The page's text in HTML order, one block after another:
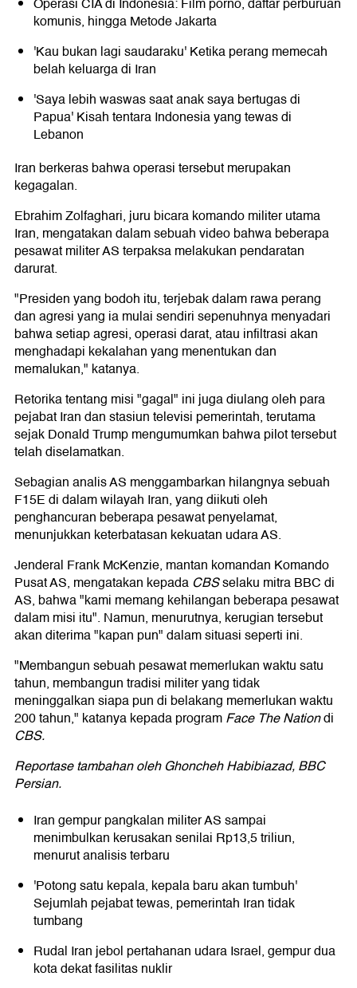
komunis, hingga Metode Jakarta
'Kau bukan lagi saudaraku' Ketika perang memecah
belah keluarga di Iran
'Saya lebih waswas saat anak saya bertugas di
Papua' Kisah tentara Indonesia yang tewas di
Lebanon
Iran berkeras bahwa operasi tersebut merupakan
kegagalan.
Ebrahim Zolfaghari, juru bicara komando militer utama
Iran, mengatakan dalam sebuah video bahwa beberapa
pesawat militer AS terpaksa melakukan pendaratan
darurat.
"Presiden yang bodoh itu, terjebak dalam rawa perang
dan agresi yang ia mulai sendiri sepenuhnya menyadari
bahwa setiap agresi, operasi darat, atau infiltrasi akan
menghadapi kekalahan yang menentukan dan
memalukan," katanya.
Retorika tentang misi "gagal" ini juga diulang oleh para
pejabat Iran dan stasiun televisi pemerintah, terutama
sejak Donald Trump mengumumkan bahwa pilot tersebut
telah diselamatkan.
Sebagian analis AS menggambarkan hilangnya sebuah
F15E di dalam wilayah Iran, yang diikuti oleh
penghancuran beberapa pesawat penyelamat,
menunjukkan keterbatasan kekuatan udara AS.
Jenderal Frank McKenzie, mantan komandan Komando
Pusat AS, mengatakan kepadaCBSselaku mitra BBC di
AS, bahwa "kami memang kehilangan beberapa pesawat
dalam misi itu". Namun, menurutnya, kerugian tersebut
akan diterima "kapan pun" dalam situasi seperti ini.
"Membangun sebuah pesawat memerlukan waktu satu
tahun, membangun tradisi militer yang tidak
meninggalkan siapa pun di belakang memerlukan waktu
200 tahun," katanya kepada programFace The Nationdi
CBS.
Reportase tambahan oleh Ghoncheh Habibiazad, BBC
Persian.
Iran gempur pangkalan militer AS sampai
menimbulkan kerusakan senilai Rp13,5 triliun,
menurut analisis terbaru
'Potong satu kepala, kepala baru akan tumbuh'
Sejumlah pejabat tewas, pemerintah Iran tidak
tumbang
Rudal Iran jebol pertahanan udara Israel, gempur dua
kota dekat fasilitas nuklir